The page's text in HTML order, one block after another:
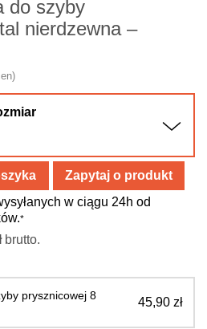
do szyby
nierdzewna –
Zapytaj o produkt
w ciągu 24h od
*
brutto.
prysznicowej 8
45,90 zł